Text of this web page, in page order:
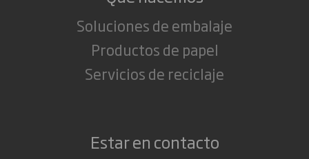
Soluciones de embalaje
Productos de papel
Servicios de reciclaje
Estar en contacto